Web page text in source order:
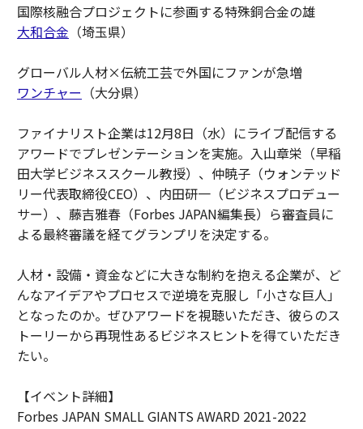
国際核融合プロジェクトに参画する特殊銅合金の雄
大和合金 （埼玉県）
グローバル人材×伝統工芸で外国にファンが急増
ワンチャー （大分県）
ファイナリスト企業は12月8日（水）にライブ配信する
アワードでプレゼンテーションを実施。入山章栄（早稲
田大学ビジネススクール教授）、仲暁子（ウォンテッド
リー代表取締役CEO）、内田研一（ビジネスプロデュー
サー）、藤吉雅春（Forbes JAPAN編集長）ら審査員に
よる最終審議を経てグランプリを決定する。
人材・設備・資金などに大きな制約を抱える企業が、ど
んなアイデアやプロセスで逆境を克服し「小さな巨人」
となったのか。ぜひアワードを視聴いただき、彼らのス
トーリーから再現性あるビジネスヒントを得ていただき
たい。
【イベント詳細】
Forbes JAPAN SMALL GIANTS AWARD 2021-2022